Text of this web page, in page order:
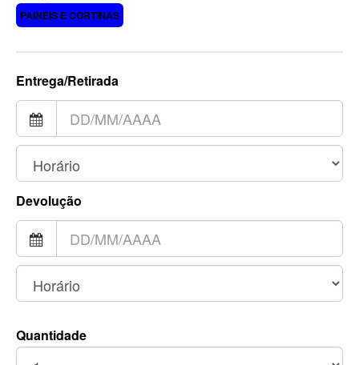
PAINÉIS E CORTINAS
Entrega/Retirada
Devolução
Quantidade